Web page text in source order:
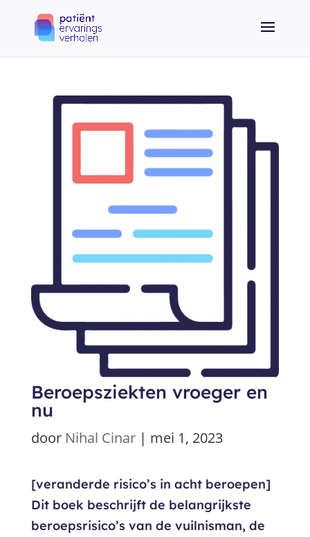
Beroepsziekten vroeger en
nu
door Nihal Cinar| mei 1, 2023
[veranderde risico’s in acht beroepen]
Dit boek beschrijft de belangrijkste
beroepsrisico’s van de vuilnisman, de